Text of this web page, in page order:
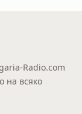
Radio.com
на всяко